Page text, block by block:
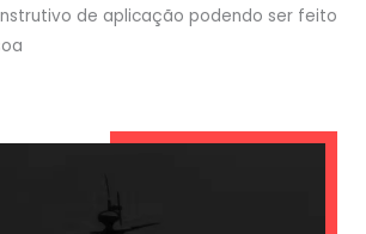
de aplicação podendo ser feito